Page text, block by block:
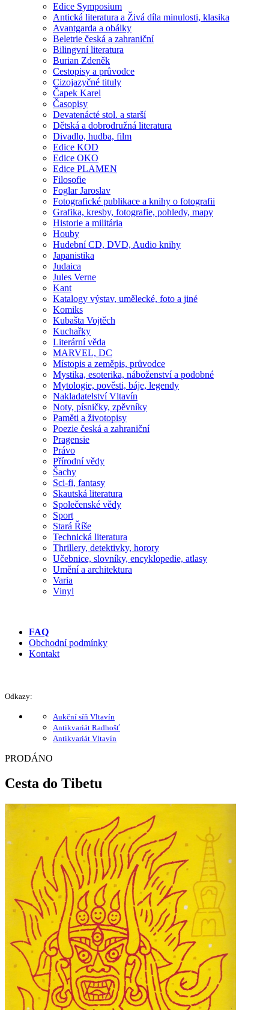
Edice Symposium
Antická literatura a Živá díla minulosti, klasika
Avantgarda a obálky
Beletrie česká a zahraniční
Bilingvní literatura
Burian Zdeněk
Cestopisy a průvodce
Cizojazyčné tituly
Čapek Karel
Časopisy
Devatenácté stol. a starší
Dětská a dobrodružná literatura
Divadlo, hudba, film
Edice KOD
Edice OKO
Edice PLAMEN
Filosofie
Foglar Jaroslav
Fotografické publikace a knihy o fotografii
Grafika, kresby, fotografie, pohledy, mapy
Historie a militária
Houby
Hudební CD, DVD, Audio knihy
Japanistika
Judaica
Jules Verne
Kant
Katalogy výstav, umělecké, foto a jiné
Komiks
Kubašta Vojtěch
Kuchařky
Literární věda
MARVEL, DC
Místopis a zeměpis, průvodce
Mystika, esoterika, náboženství a podobné
Mytologie, pověsti, báje, legendy
Nakladatelství Vltavín
Noty, písničky, zpěvníky
Paměti a životopisy
Poezie česká a zahraniční
Pragensie
Právo
Přírodní vědy
Šachy
Sci-fi, fantasy
Skautská literatura
Společenské vědy
Sport
Stará Říše
Technická literatura
Thrillery, detektivky, horory
Učebnice, slovníky, encyklopedie, atlasy
Umění a architektura
Varia
Vinyl
FAQ
Obchodní podmínky
Kontakt
Odkazy:
Aukční síň Vltavín
Antikvariát Radhošť
Antikvariát Vltavín
PRODÁNO
Cesta do Tibetu